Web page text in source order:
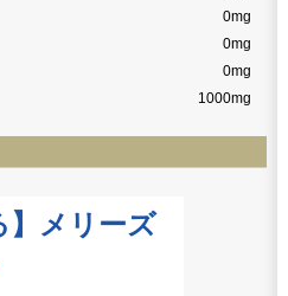
0mg
0mg
0mg
1000mg